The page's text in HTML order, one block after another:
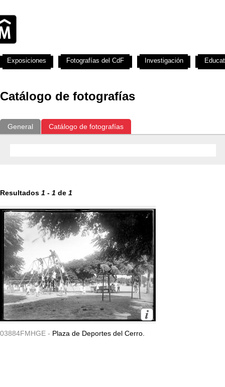
Catálogo de fotografías
General Catálogo de fotografías
Resultados 1 - 1 de 1
03884FMHGE - Plaza de Deportes del Cerro.
Exposiciones Fotografías del CdF Investigación